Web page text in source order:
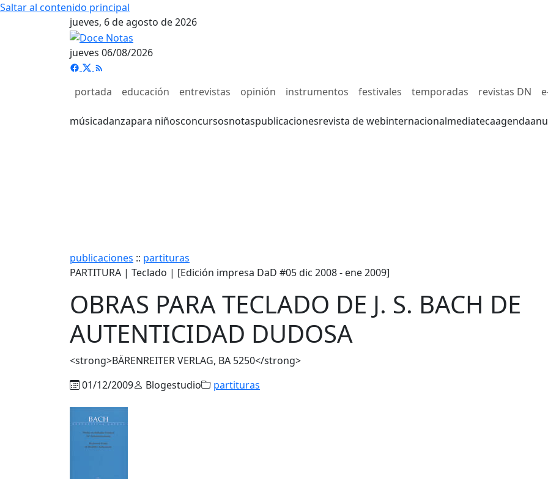
Saltar al contenido principal
jueves, 6 de agosto de 2026
jueves 06/08/2026
portada educación entrevistas opinión instrumentos festivales temporadas revistas DN
músicadanzapara niñosconcursosnotaspublicacionesrevista de webinternacionalmediatecaagenda
publicaciones :: partituras
PARTITURA | Teclado | [Edición impresa DaD #05 dic 2008 - ene 2009]
OBRAS PARA TECLADO DE J. S. BACH DE
AUTENTICIDAD DUDOSA
<strong>BÄRENREITER VERLAG, BA 5250</strong>
01/12/2009
Blogestudio partituras